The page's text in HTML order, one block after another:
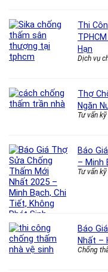
Thi
Hạn
Dịch vụ
Thợ
Ngăn
Tư vấn
Báo
– Minh
Tư vấn
Báo
Nhất –
Chống